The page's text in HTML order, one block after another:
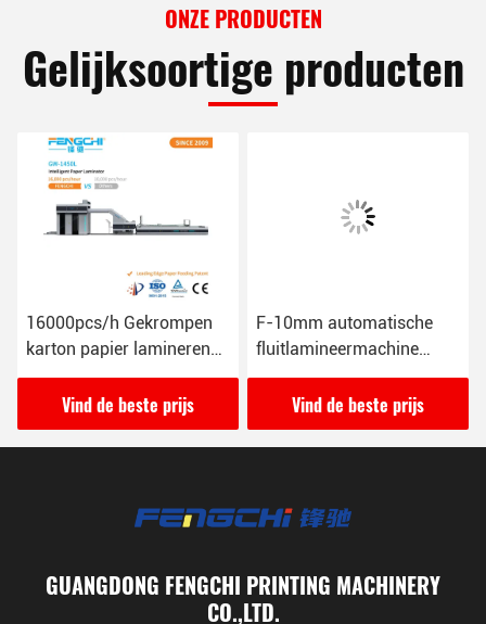
ONZE PRODUCTEN
Gelijksoortige producten
16000pcs/h Gekrompen
karton papier lamineren
machine GW-1450L Anti
corrosief
Vind de beste prijs
F-10mm automatische
fluitlamineermachine
165M/min 26KW
Vind de beste prijs
GUANGDONG FENGCHI PRINTING MACHINERY
CO.,LTD.